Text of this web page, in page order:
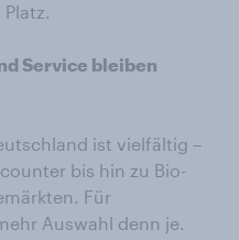
Service bleiben
ist vielfältig –
bis hin zu Bio-
Für
Auswahl denn je.